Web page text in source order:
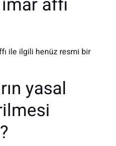
ile ilgili henüz resmi bir
yasal